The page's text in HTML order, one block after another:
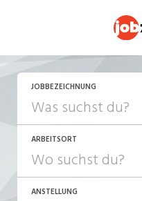
JOBBEZEICHNUNG
ARBEITSORT
ANSTELLUNG